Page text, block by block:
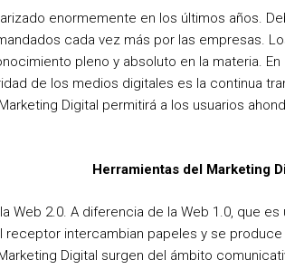
enormemente en los últimos años.
cada vez más por las empresas.
pleno y absoluto en la materia.
de los medios digitales es la continua
Digital permitirá a los usuarios
Herramientas del Marketing
Web 2.0. A diferencia de la Web 1.0, que
intercambian papeles y se
Digital surgen del ámbito